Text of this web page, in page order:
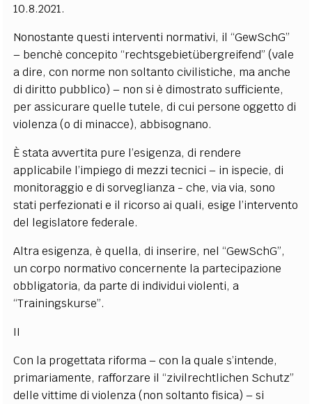
10.8.2021.
Nonostante questi interventi normativi, il “GewSchG”
– benchè concepito “rechtsgebietübergreifend” (vale
a dire, con norme non soltanto civilistiche, ma anche
di diritto pubblico) – non si è dimostrato sufficiente,
per assicurare quelle tutele, di cui persone oggetto di
violenza (o di minacce), abbisognano.
È stata avvertita pure l’esigenza, di rendere
applicabile l’impiego di mezzi tecnici – in ispecie, di
monitoraggio e di sorveglianza - che, via via, sono
stati perfezionati e il ricorso ai quali, esige l’intervento
del legislatore federale.
Altra esigenza, è quella, di inserire, nel “GewSchG”,
un corpo normativo concernente la partecipazione
obbligatoria, da parte di individui violenti, a
“Trainingskurse”.
II
Con la progettata riforma – con la quale s’intende,
primariamente, rafforzare il “zivilrechtlichen Schutz”
delle vittime di violenza (non soltanto fisica) – si